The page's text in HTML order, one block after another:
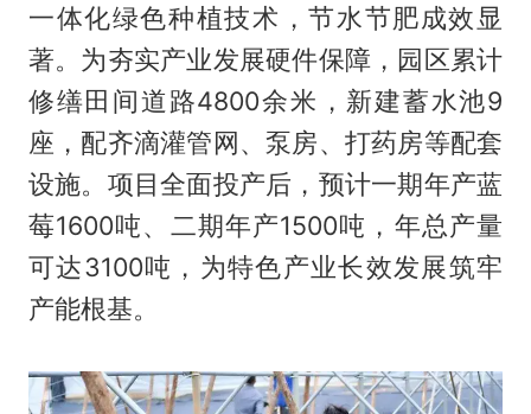
一体化绿色种植技术，节水节肥成效显
著。为夯实产业发展硬件保障，园区累计
修缮田间道路4800余米，新建蓄水池9
座，配齐滴灌管网、泵房、打药房等配套
设施。项目全面投产后，预计一期年产蓝
莓1600吨、二期年产1500吨，年总产量
可达3100吨，为特色产业长效发展筑牢
产能根基。